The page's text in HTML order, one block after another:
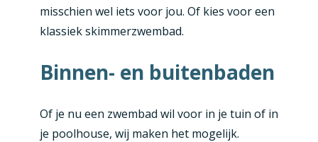
misschien wel iets voor jou. Of kies voor een
klassiek skimmerzwembad.
Binnen- en buitenbaden
Of je nu een zwembad wil voor in je tuin of in
je poolhouse, wij maken het mogelijk.